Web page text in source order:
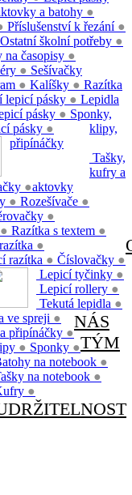
a batohy ●
Příslušenství k řezání ●
Ostatní školní potřeby ●
na časopisy ●
●
● Kalíšky ●
lepicí pásky ●
pásky ●
pásky ●
Sešívačky
●
● Rozešívače ●
●
Razítka
● Razítka s textem ●
●
razítka ● Číslovačky ●
Lepidla
Lepicí tyčinky ●
Lepicí rollery ●
Tekutá lepidla ●
ve spreji ●
Sponky,
klipy,
připínáčky
připínáčky ●
● Sponky ●
Tašky,
kufry a
aktovky
na notebook ●
na notebook ●
●
NÁS
TÝM